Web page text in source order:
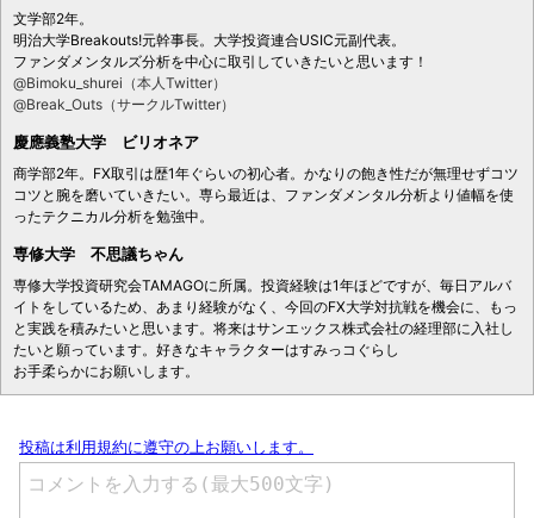
文学部2年。
明治大学Breakouts!元幹事長。大学投資連合USIC元副代表。
ファンダメンタルズ分析を中心に取引していきたいと思います！
@Bimoku_shurei（本人Twitter）
@Break_Outs（サークルTwitter）
慶應義塾大学 ビリオネア
商学部2年。FX取引は歴1年ぐらいの初心者。かなりの飽き性だが無理せずコツ
コツと腕を磨いていきたい。専ら最近は、ファンダメンタル分析より値幅を使
ったテクニカル分析を勉強中。
専修大学 不思議ちゃん
専修大学投資研究会TAMAGOに所属。投資経験は1年ほどですが、毎日アルバ
イトをしているため、あまり経験がなく、今回のFX大学対抗戦を機会に、もっ
と実践を積みたいと思います。将来はサンエックス株式会社の経理部に入社し
たいと願っています。好きなキャラクターはすみっコぐらし
お手柔らかにお願いします。